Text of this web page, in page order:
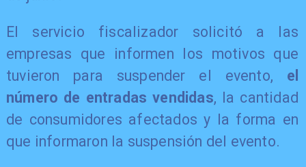
El servicio fiscalizador solicitó a las
empresas que informen los motivos que
tuvieron para suspender el evento, el
número de entradas vendidas, la cantidad
de consumidores afectados y la forma en
que informaron la suspensión del evento.